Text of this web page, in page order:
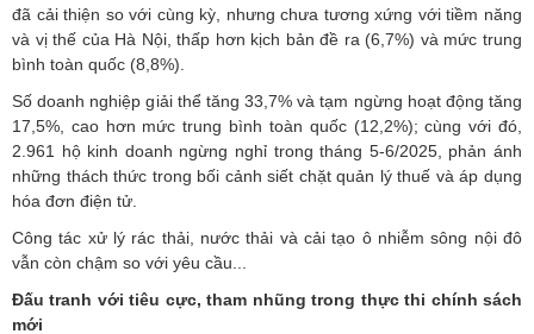
đã cải thiện so với cùng kỳ, nhưng chưa tương xứng với tiềm năng
và vị thế của Hà Nội, thấp hơn kịch bản đề ra (6,7%) và mức trung
bình toàn quốc (8,8%).
Số doanh nghiệp giải thể tăng 33,7% và tạm ngừng hoạt động tăng
17,5%, cao hơn mức trung bình toàn quốc (12,2%); cùng với đó,
2.961 hộ kinh doanh ngừng nghỉ trong tháng 5-6/2025, phản ánh
những thách thức trong bối cảnh siết chặt quản lý thuế và áp dụng
hóa đơn điện tử.
Công tác xử lý rác thải, nước thải và cải tạo ô nhiễm sông nội đô
vẫn còn chậm so với yêu cầu...
Đấu tranh với tiêu cực, tham nhũng trong thực thi chính sách
mới